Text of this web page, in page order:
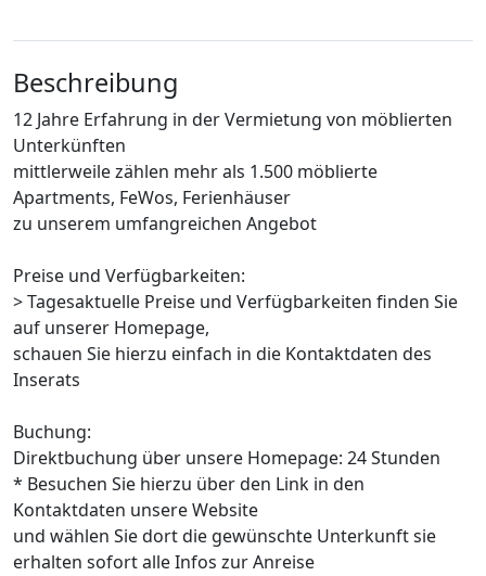
Beschreibung
12 Jahre Erfahrung in der Vermietung von möblierten
Unterkünften
mittlerweile zählen mehr als 1.500 möblierte
Apartments, FeWos, Ferienhäuser
zu unserem umfangreichen Angebot
Preise und Verfügbarkeiten:
> Tagesaktuelle Preise und Verfügbarkeiten finden Sie
auf unserer Homepage,
schauen Sie hierzu einfach in die Kontaktdaten des
Inserats
Buchung:
Direktbuchung über unsere Homepage: 24 Stunden
* Besuchen Sie hierzu über den Link in den
Kontaktdaten unsere Website
und wählen Sie dort die gewünschte Unterkunft sie
erhalten sofort alle Infos zur Anreise